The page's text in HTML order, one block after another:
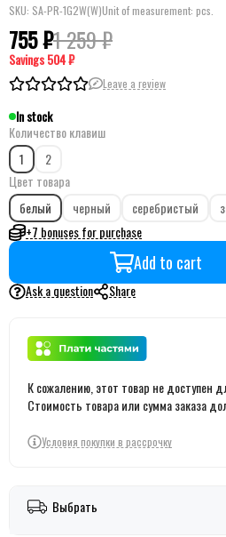
SKU: SA-PR-1G2W(W)Unit of measurement: pcs.
755 ₽1 259 ₽
Savings504 ₽
Leave a review
In stock
Количество клавиш
1
2
Цвет товара
белый
черный серебристый
+7 bonuses for purchase
Add to cart
Ask a question Share
К сожалению, этот товар не доступен
Стоимость товара или сумма заказа
Условия покупки в рассрочку
Выбрать